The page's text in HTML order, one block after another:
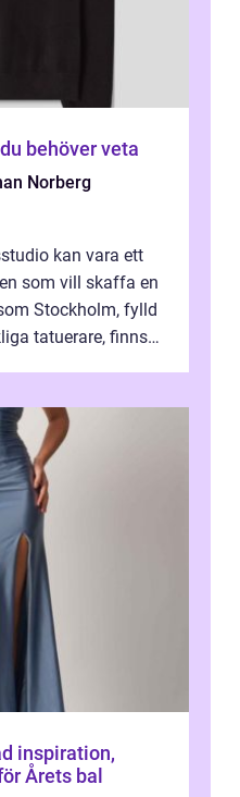
behöver veta
Norberg
kan vara ett
som vill skaffa en
Stockholm, fylld
tatuerare, finns
Årets bal